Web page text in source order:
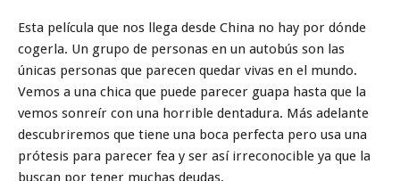
Esta película que nos llega desde China no hay por dónde
cogerla. Un grupo de personas en un autobús son las
únicas personas que parecen quedar vivas en el mundo.
Vemos a una chica que puede parecer guapa hasta que la
vemos sonreír con una horrible dentadura. Más adelante
descubriremos que tiene una boca perfecta pero usa una
prótesis para parecer fea y ser así irreconocible ya que la
buscan por tener muchas deudas.